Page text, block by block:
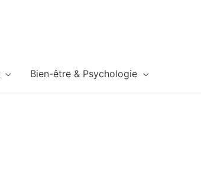
Bien-être & Psychologie